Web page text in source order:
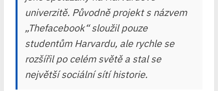
univerzitě. Původně projekt s názvem
„Thefacebook“ sloužil pouze
studentům Harvardu, ale rychle se
rozšířil po celém světě a stal se
největší sociální sítí historie.